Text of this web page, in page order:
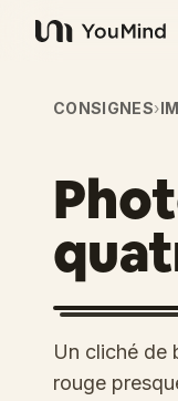
YouMind
CONSIGNES›
Un cliché de
rouge